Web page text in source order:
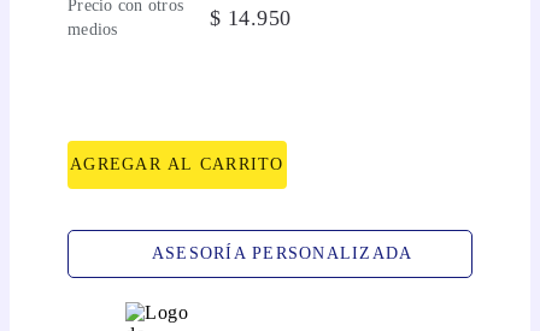
Precio con otros
medios
$ 14.950
AGREGAR AL CARRITO
ASESORÍA PERSONALIZADA